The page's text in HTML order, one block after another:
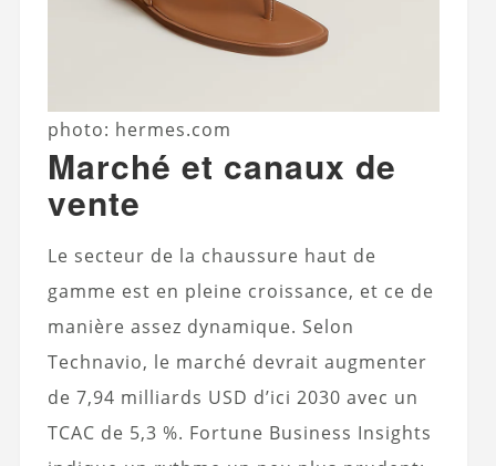
photo: hermes.com
Marché et canaux de
vente
Le secteur de la chaussure haut de
gamme est en pleine croissance, et ce de
manière assez dynamique. Selon
Technavio, le marché devrait augmenter
de 7,94 milliards USD d’ici 2030 avec un
TCAC de 5,3 %. Fortune Business Insights